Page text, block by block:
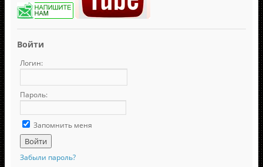
Войти
Логин:
Пароль:
Запомнить меня
Забыли пароль?